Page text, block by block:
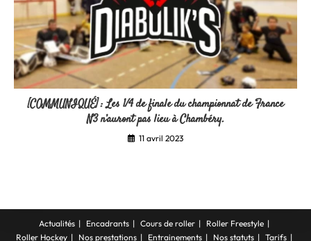
[COMMUNIQUÉ] : Les 1/4 de finale du championnat de France
N3 n’auront pas lieu à Chambéry.
11 avril 2023
Actualités Encadrants Cours de roller
Roller Freestyle
Roller Hockey
Nos prestations Entrainements Nos statuts Tarifs